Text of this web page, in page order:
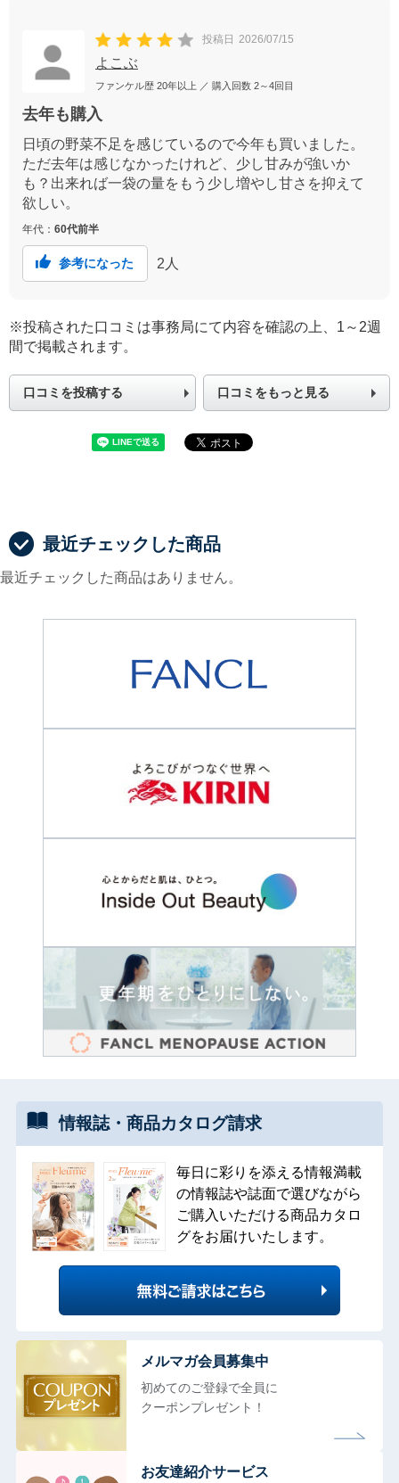
投稿日 2026/07/15
よこぶ
ファンケル歴 20年以上 ／ 購入回数 2～4回目
去年も購入
日頃の野菜不足を感じているので今年も買いました。
ただ去年は感じなかったけれど、少し甘みが強いか
も？出来れば一袋の量をもう少し増やし甘さを抑えて
欲しい。
年代： 60代前半
参考になった 2 人
※投稿された口コミは事務局にて内容を確認の上、1～2週
間で掲載されます。
口コミを投稿する 口コミをもっと見る
最近チェックした商品
最近チェックした商品はありません。
情報誌・ 商品カタログ請求
毎日に彩りを添える情報満載
の情報誌や誌面で選びながら
ご購入いただける商品カタロ
グをお届けいたします。
メルマガ会員募集中
初めてのご登録で全員に
クーポンプレゼント！
お友達紹介サービス